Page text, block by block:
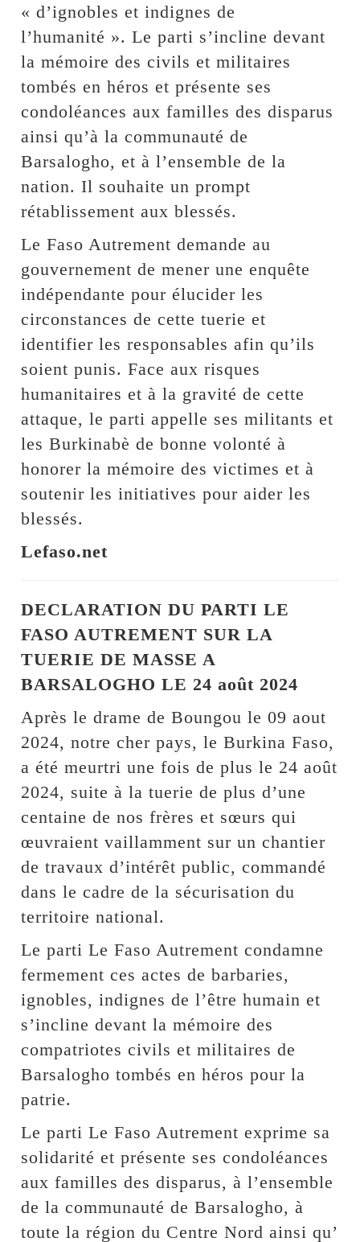
« d’ignobles et indignes de
l’humanité ». Le parti s’incline devant
la mémoire des civils et militaires
tombés en héros et présente ses
condoléances aux familles des disparus
ainsi qu’à la communauté de
Barsalogho, et à l’ensemble de la
nation. Il souhaite un prompt
rétablissement aux blessés.
Le Faso Autrement demande au
gouvernement de mener une enquête
indépendante pour élucider les
circonstances de cette tuerie et
identifier les responsables afin qu’ils
soient punis. Face aux risques
humanitaires et à la gravité de cette
attaque, le parti appelle ses militants et
les Burkinabè de bonne volonté à
honorer la mémoire des victimes et à
soutenir les initiatives pour aider les
blessés.
Lefaso.net
DECLARATION DU PARTI LE
FASO AUTREMENT SUR LA
TUERIE DE MASSE A
BARSALOGHO LE 24 août 2024
Après le drame de Boungou le 09 aout
2024, notre cher pays, le Burkina Faso,
a été meurtri une fois de plus le 24 août
2024, suite à la tuerie de plus d’une
centaine de nos frères et sœurs qui
œuvraient vaillamment sur un chantier
de travaux d’intérêt public, commandé
dans le cadre de la sécurisation du
territoire national.
Le parti Le Faso Autrement condamne
fermement ces actes de barbaries,
ignobles, indignes de l’être humain et
s’incline devant la mémoire des
compatriotes civils et militaires de
Barsalogho tombés en héros pour la
patrie.
Le parti Le Faso Autrement exprime sa
solidarité et présente ses condoléances
aux familles des disparus, à l’ensemble
de la communauté de Barsalogho, à
toute la région du Centre Nord ainsi qu’